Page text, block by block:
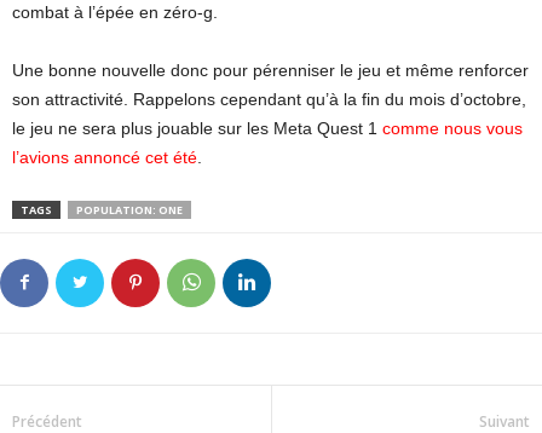
combat à l’épée en zéro-g.
Une bonne nouvelle donc pour pérenniser le jeu et même renforcer
son attractivité. Rappelons cependant qu’à la fin du mois d’octobre,
le jeu ne sera plus jouable sur les Meta Quest 1 comme nous vous
l’avions annoncé cet été
TAGS POPULATION: ONE
Précédent Suivant